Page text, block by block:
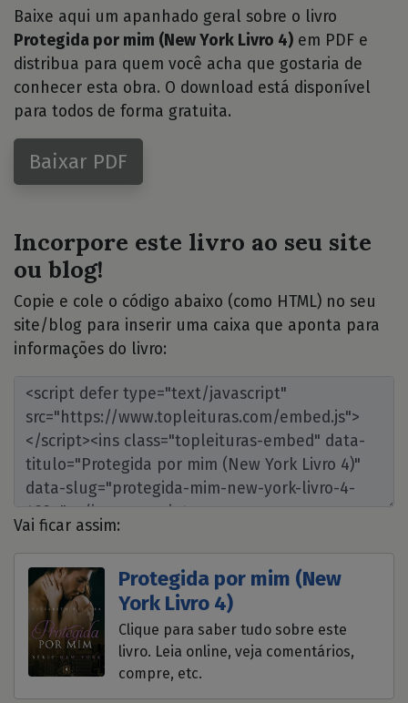
Baixe aqui um apanhado geral sobre o livro
Protegida por mim (New York Livro 4) em PDF e
distribua para quem você acha que gostaria de
conhecer esta obra. O download está disponível
para todos de forma gratuita.
Baixar PDF
Incorpore este livro ao seu site
ou blog!
Copie e cole o código abaixo (como HTML) no seu
site/blog para inserir uma caixa que aponta para
informações do livro:
Vai ficar assim:
Protegida por mim (New
York Livro 4)
Clique para saber tudo sobre este
livro. Leia online, veja comentários,
compre, etc.